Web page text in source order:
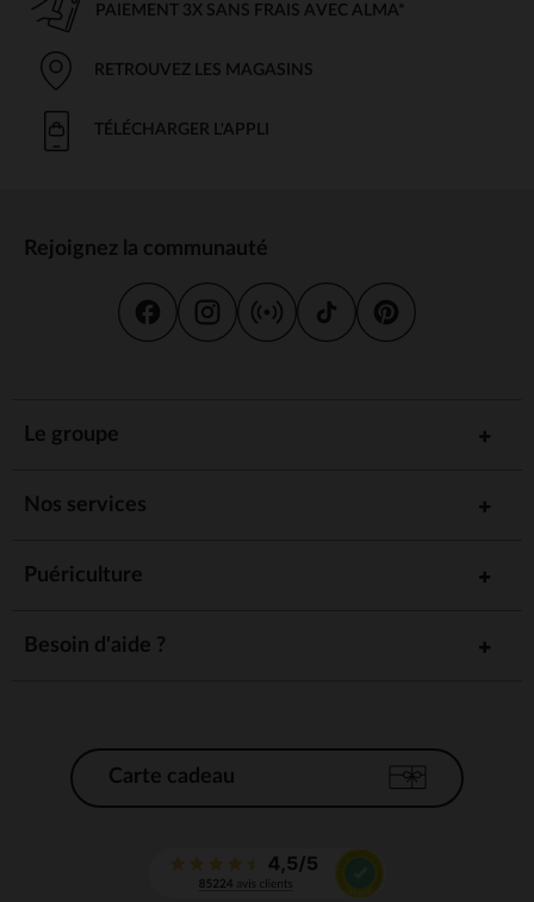
PAIEMENT 3X SANS FRAIS AVEC ALMA*
RETROUVEZ LES MAGASINS
TÉLÉCHARGER L'APPLI
Rejoignez la communauté
Le groupe
Nos services
Puériculture
Besoin d'aide ?
Carte cadeau